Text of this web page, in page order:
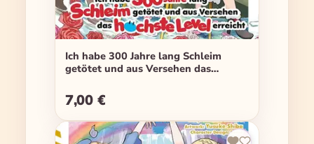
Ich habe 300 Jahre lang Schleim
getötet und aus Versehen das
Regulärer Preis:
7,00 €